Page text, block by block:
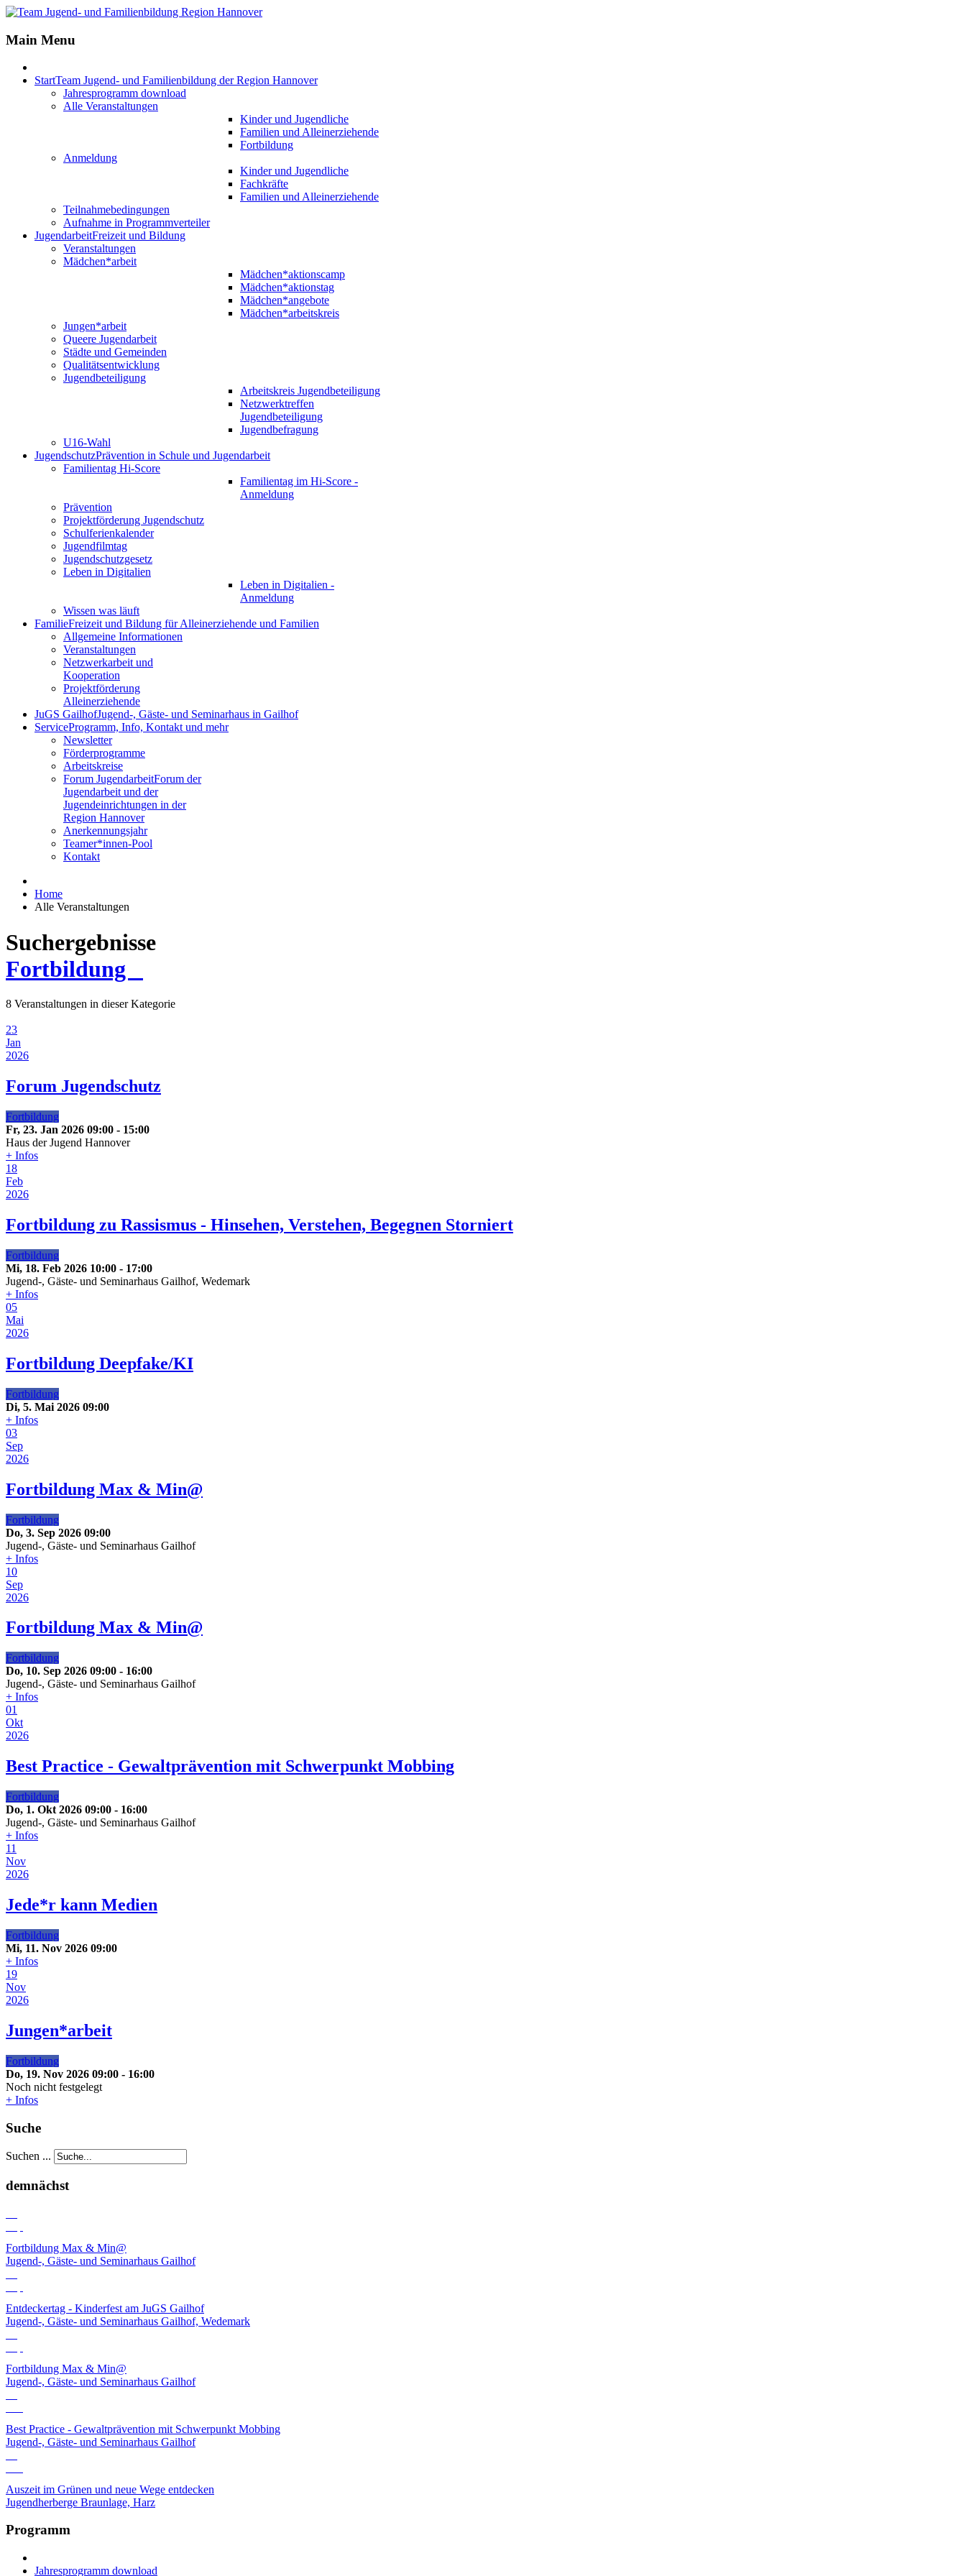
Main Menu
StartTeam Jugend- und Familienbildung der Region Hannover
Jahresprogramm download
Alle Veranstaltungen
Kinder und Jugendliche
Familien und Alleinerziehende
Fortbildung
Anmeldung
Kinder und Jugendliche
Fachkräfte
Familien und Alleinerziehende
Teilnahmebedingungen
Aufnahme in Programmverteiler
JugendarbeitFreizeit und Bildung
Veranstaltungen
Mädchen*arbeit
Mädchen*aktionscamp
Mädchen*aktionstag
Mädchen*angebote
Mädchen*arbeitskreis
Jungen*arbeit
Queere Jugendarbeit
Städte und Gemeinden
Qualitätsentwicklung
Jugendbeteiligung
Arbeitskreis Jugendbeteiligung
Netzwerktreffen
Jugendbeteiligung
Jugendbefragung
U16-Wahl
JugendschutzPrävention in Schule und Jugendarbeit
Familientag Hi-Score
Familientag im Hi-Score -
Anmeldung
Prävention
Projektförderung Jugendschutz
Schulferienkalender
Jugendfilmtag
Jugendschutzgesetz
Leben in Digitalien
Leben in Digitalien -
Anmeldung
Wissen was läuft
FamilieFreizeit und Bildung für Alleinerziehende und Familien
Allgemeine Informationen
Veranstaltungen
Netzwerkarbeit und
Kooperation
Projektförderung
Alleinerziehende
JuGS GailhofJugend-, Gäste- und Seminarhaus in Gailhof
ServiceProgramm, Info, Kontakt und mehr
Newsletter
Förderprogramme
Arbeitskreise
Forum JugendarbeitForum der
Jugendarbeit und der
Jugendeinrichtungen in der
Region Hannover
Anerkennungsjahr
Teamer*innen-Pool
Kontakt
Home
Alle Veranstaltungen
Suchergebnisse
Fortbildung
8 Veranstaltungen in dieser Kategorie
23
Jan
2026
Forum Jugendschutz
Fortbildung
Fr, 23. Jan 2026 09:00 - 15:00
Haus der Jugend Hannover
+ Infos
18
Feb
2026
Fortbildung zu Rassismus - Hinsehen, Verstehen, Begegnen Storniert
Fortbildung
Mi, 18. Feb 2026 10:00 - 17:00
Jugend-, Gäste- und Seminarhaus Gailhof, Wedemark
+ Infos
05
Mai
2026
Fortbildung Deepfake/KI
Fortbildung
Di, 5. Mai 2026 09:00
+ Infos
03
Sep
2026
Fortbildung Max & Min@
Fortbildung
Do, 3. Sep 2026 09:00
Jugend-, Gäste- und Seminarhaus Gailhof
+ Infos
10
Sep
2026
Fortbildung Max & Min@
Fortbildung
Do, 10. Sep 2026 09:00 - 16:00
Jugend-, Gäste- und Seminarhaus Gailhof
+ Infos
01
Okt
2026
Best Practice - Gewaltprävention mit Schwerpunkt Mobbing
Fortbildung
Do, 1. Okt 2026 09:00 - 16:00
Jugend-, Gäste- und Seminarhaus Gailhof
+ Infos
11
Nov
2026
Jede*r kann Medien
Fortbildung
Mi, 11. Nov 2026 09:00
+ Infos
19
Nov
2026
Jungen*arbeit
Fortbildung
Do, 19. Nov 2026 09:00 - 16:00
Noch nicht festgelegt
+ Infos
Suche
Suchen ...
demnächst
Fortbildung Max & Min@
Jugend-, Gäste- und Seminarhaus Gailhof
Entdeckertag - Kinderfest am JuGS Gailhof
Jugend-, Gäste- und Seminarhaus Gailhof, Wedemark
Fortbildung Max & Min@
Jugend-, Gäste- und Seminarhaus Gailhof
Best Practice - Gewaltprävention mit Schwerpunkt Mobbing
Jugend-, Gäste- und Seminarhaus Gailhof
Auszeit im Grünen und neue Wege entdecken
Jugendherberge Braunlage, Harz
Programm
Jahresprogramm download
Jahr
Monat
Jahr
Monat